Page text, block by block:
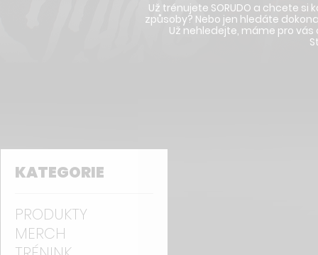
Už trénujete SORUDO a chcete si
způsoby? Nebo jen hledáte
Už nehledejte, máme pro
KATEGORIE
PRODUKTY
MERCH